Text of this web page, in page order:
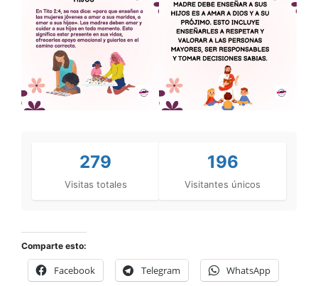
279
Visitas totales
196
Visitantes únicos
Comparte esto:
Facebook Telegram WhatsApp